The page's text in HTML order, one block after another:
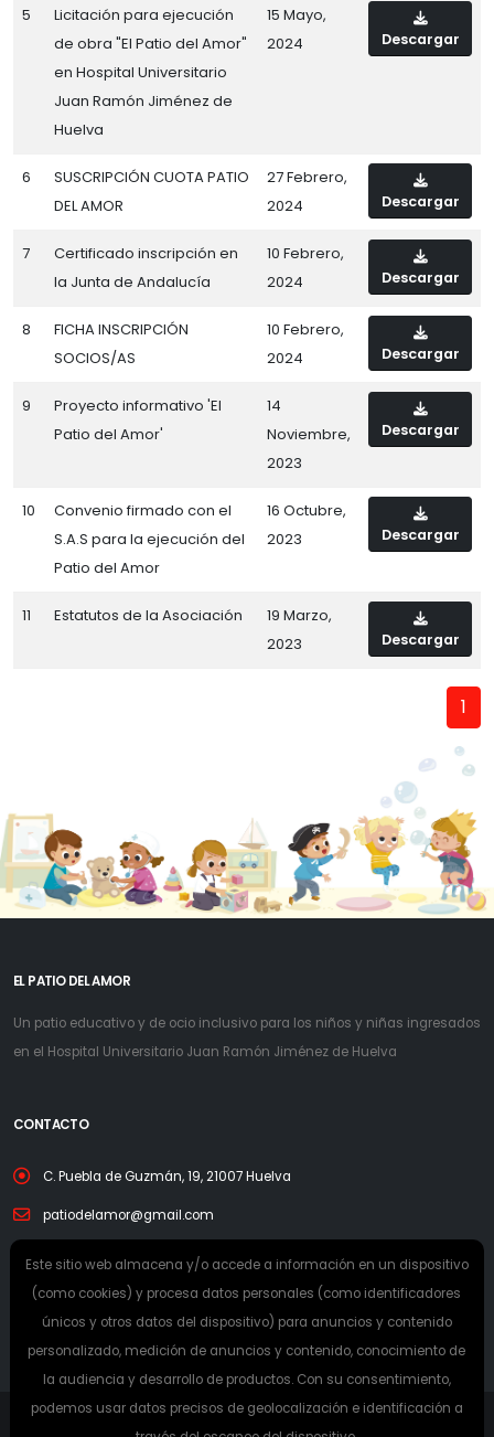
5
Licitación para ejecución
de obra "El Patio del Amor"
en Hospital Universitario
Juan Ramón Jiménez de
Huelva
15 Mayo,
2024
Descargar
6
SUSCRIPCIÓN CUOTA PATIO
DEL AMOR
27 Febrero,
2024
Descargar
7
Certificado inscripción en
la Junta de Andalucía
10 Febrero,
2024
Descargar
8
FICHA INSCRIPCIÓN
SOCIOS/AS
10 Febrero,
2024
Descargar
9
Proyecto informativo 'El
Patio del Amor'
14
Noviembre,
2023
Descargar
10
Convenio firmado con el
S.A.S para la ejecución del
Patio del Amor
16 Octubre,
2023
Descargar
11 Estatutos de la Asociación
19 Marzo,
2023
Descargar
1
EL PATIO DEL AMOR
Un patio educativo y de ocio inclusivo para los niños y niñas ingresados
en el Hospital Universitario Juan Ramón Jiménez de Huelva
CONTACTO
C. Puebla de Guzmán, 19, 21007 Huelva
patiodelamor@gmail.com
Este sitio web almacena y/o accede a información en un dispositivo
(como cookies) y procesa datos personales (como identificadores
únicos y otros datos del dispositivo) para anuncios y contenido
personalizado, medición de anuncios y contenido, conocimiento de
la audiencia y desarrollo de productos. Con su consentimiento,
podemos usar datos precisos de geolocalización e identificación a